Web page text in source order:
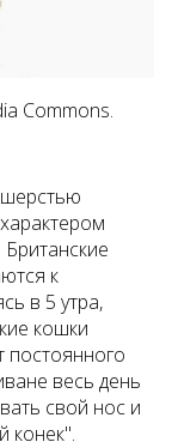
Commons.
к
в 5 утра,
кошки
постоянного
весь день
свой нос и
конек".